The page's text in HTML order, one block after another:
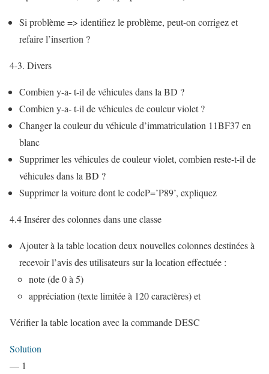
Si problème => identifiez le problème, peut-on corrigez et
refaire l’insertion ?
4-3. Divers
Combien y-a- t-il de véhicules dans la BD ?
Combien y-a- t-il de véhicules de couleur violet ?
Changer la couleur du véhicule d’immatriculation 11BF37 en
blanc
Supprimer les véhicules de couleur violet, combien reste-t-il de
véhicules dans la BD ?
Supprimer la voiture dont le codeP=’P89’, expliquez
4.4 Insérer des colonnes dans une classe
Ajouter à la table location deux nouvelles colonnes destinées à
recevoir l’avis des utilisateurs sur la location effectuée :
note (de 0 à 5)
appréciation (texte limitée à 120 caractères) et
Vérifier la table location avec la commande DESC
Solution
— 1